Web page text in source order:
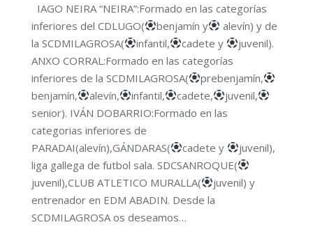
IAGO NEIRA “NEIRA”:Formado en las categorías
inferiores del CDLUGO(
benjamín y
alevín) y de
la SCDMILAGROSA(
infantil, cadete y
juvenil).
ANXO CORRAL:Formado en las categorías
inferiores de la SCDMILAGROSA(
prebenjamín,
benjamín,
alevín, infantil, cadete,
juvenil,
senior). IVÁN DOBARRIO:Formado en las
categorias inferiores de
PARADAI(alevín),GÁNDARAS(
cadete y
juvenil),
liga gallega de futbol sala. SDCSANROQUE(
juvenil),CLUB ATLETICO MURALLA(
juvenil) y
entrenador en EDM ABADIN. Desde la
SCDMILAGROSA os deseamos…